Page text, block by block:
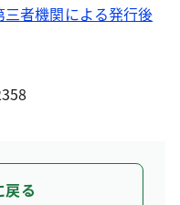
者機関による発行後
る